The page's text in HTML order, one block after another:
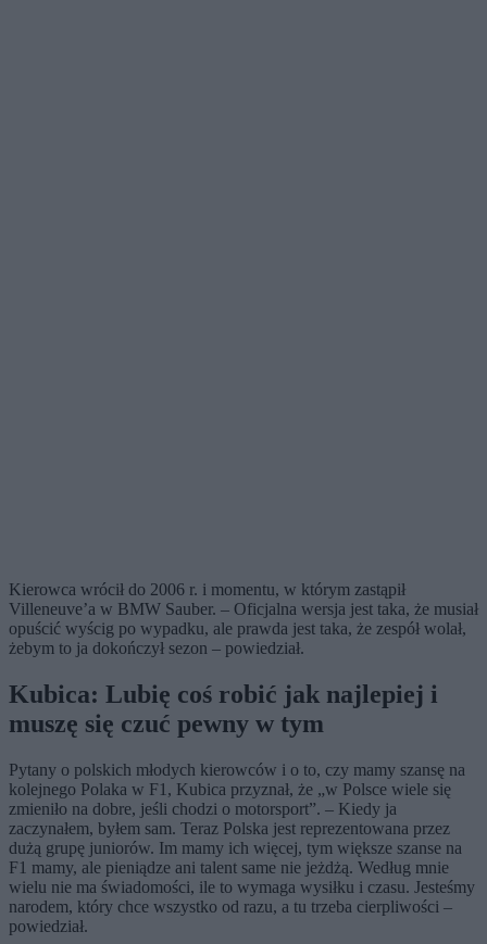
Kierowca wrócił do 2006 r. i momentu, w którym zastąpił
Villeneuve’a w BMW Sauber. – Oficjalna wersja jest taka, że musiał
opuścić wyścig po wypadku, ale prawda jest taka, że zespół wolał,
żebym to ja dokończył sezon – powiedział.
Kubica: Lubię coś robić jak najlepiej i
muszę się czuć pewny w tym
Pytany o polskich młodych kierowców i o to, czy mamy szansę na
kolejnego Polaka w F1, Kubica przyznał, że „w Polsce wiele się
zmieniło na dobre, jeśli chodzi o motorsport”. – Kiedy ja
zaczynałem, byłem sam. Teraz Polska jest reprezentowana przez
dużą grupę juniorów. Im mamy ich więcej, tym większe szanse na
F1 mamy, ale pieniądze ani talent same nie jeżdżą. Według mnie
wielu nie ma świadomości, ile to wymaga wysiłku i czasu. Jesteśmy
narodem, który chce wszystko od razu, a tu trzeba cierpliwości –
powiedział.